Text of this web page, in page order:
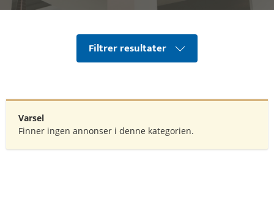
Filtrer resultater
Varsel
Finner ingen annonser i denne kategorien.